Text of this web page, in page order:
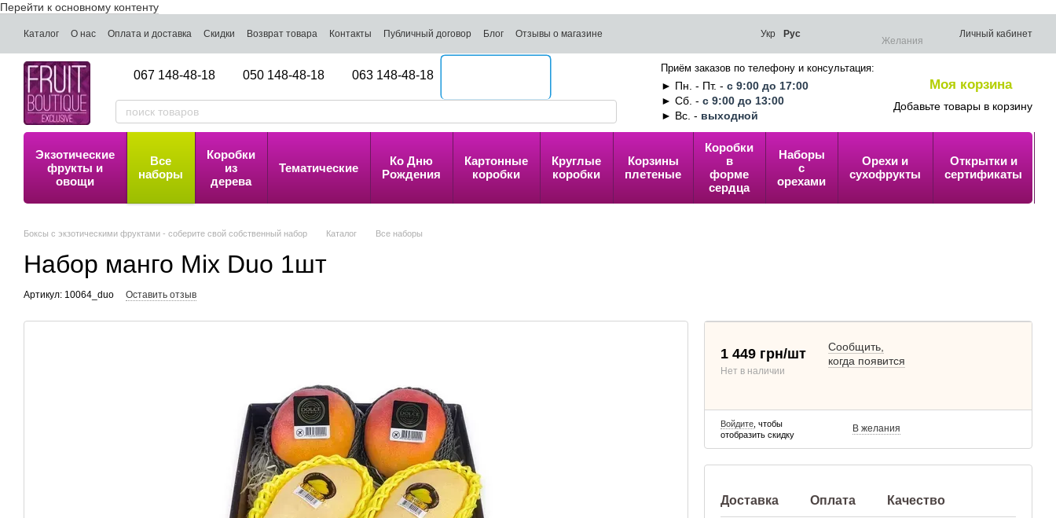
Перейти к основному контенту
Каталог О нас Оплата и доставка Скидки Возврат товара Контакты Публичный договор Блог Отзывы о магазине Укр Рус
Желания
Личный кабинет
067 148-48-18 050 148-48-18 063 148-48-18
Приём заказов по телефону и консультация:
► Пн. - Пт. -с 9:00 до 17:00
► Сб. -с 9:00 до 13:00
► Вс. - выходной
Моя корзина
Добавьте товары в корзину
Экзотические
фрукты и
овощи
Все
наборы
Коробки
из
дерева
Тематические
Ко Дню
Рождения
Картонные
коробки
Круглые
коробки
Корзины
плетеные
Коробки
в
форме
сердца
Наборы
с
орехами
Орехи и
сухофрукты
Открытки и
сертификаты
Боксы с экзотическими фруктами - соберите свой собственный набор Каталог Все наборы
Набор манго Mix Duo 1шт
Артикул: 10064_duo Оставить отзыв
1 449 грн/шт
Нет в наличии
Сообщить,
когда появится
Войдите , чтобы
отобразить скидку
В желания
Доставка Оплата Качество